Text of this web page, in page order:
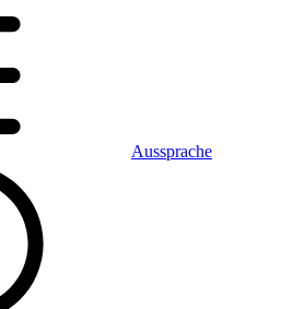
Aussprache